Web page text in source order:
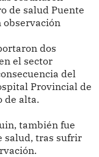
de salud Puente
observación
dos
el sector
del
Provincial de
de alta.
también fue
salud, tras sufrir